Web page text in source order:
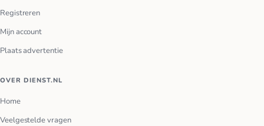
Registreren
Mijn account
Plaats advertentie
OVER DIENST.NL
Home
Veelgestelde vragen